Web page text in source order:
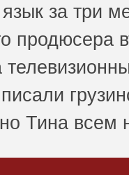
язык за три
продюсера
Тина всем